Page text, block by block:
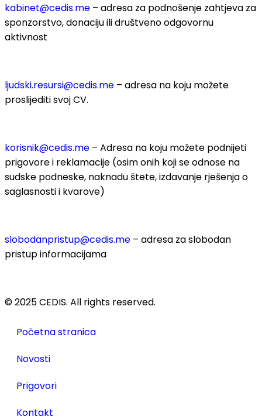
kabinet@cedis.me – adresa za podnošenje zahtjeva za
sponzorstvo, donaciju ili društveno odgovornu
aktivnost
ljudski.resursi@cedis.me – adresa na koju možete
proslijediti svoj CV.
korisnik@cedis.me – Adresa na koju možete podnijeti
prigovore i reklamacije (osim onih koji se odnose na
sudske podneske, naknadu štete, izdavanje rješenja o
saglasnosti i kvarove)
slobodanpristup@cedis.me – adresa za slobodan
pristup informacijama
© 2025 CEDIS. All rights reserved.
Početna stranica
Novosti
Prigovori
Kontakt